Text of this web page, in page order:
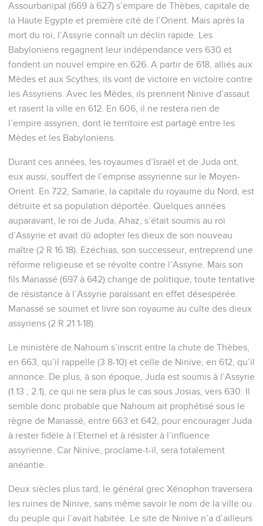
Assourbanipal (669 à 627) s’empare de Thèbes, capitale de
la Haute Egypte et première cité de l’Orient. Mais après la
mort du roi, l’Assyrie connaît un déclin rapide. Les
Babyloniens regagnent leur indépendance vers 630 et
fondent un nouvel empire en 626. A partir de 618, alliés aux
Mèdes et aux Scythes, ils vont de victoire en victoire contre
les Assyriens. Avec les Mèdes, ils prennent Ninive d’assaut
et rasent la ville en 612. En 606, il ne restera rien de
l’empire assyrien, dont le territoire est partagé entre les
Mèdes et les Babyloniens.
Durant ces années, les royaumes d’Israël et de Juda ont,
eux aussi, souffert de l’emprise assyrienne sur le Moyen-
Orient. En 722, Samarie, la capitale du royaume du Nord, est
détruite et sa population déportée. Quelques années
auparavant, le roi de Juda, Ahaz, s’était soumis au roi
d’Assyrie et avait dû adopter les dieux de son nouveau
maître (2 R 16.18). Ezéchias, son successeur, entreprend une
réforme religieuse et se révolte contre l’Assyrie. Mais son
fils Manassé (697 à 642) change de politique, toute tentative
de résistance à l’Assyrie paraissant en effet désespérée.
Manassé se soumet et livre son royaume au culte des dieux
assyriens (2 R 21.1-18).
Le ministère de Nahoum s’inscrit entre la chute de Thèbes,
en 663, qu’il rappelle (3.8-10) et celle de Ninive, en 612, qu’il
annonce. De plus, à son époque, Juda est soumis à l’Assyrie
(1.13 ; 2.1), ce qui ne sera plus le cas sous Josias, vers 630. Il
semble donc probable que Nahoum ait prophétisé sous le
règne de Manassé, entre 663 et 642, pour encourager Juda
à rester fidèle à l’Eternel et à résister à l’influence
assyrienne. Car Ninive, proclame-t-il, sera totalement
anéantie.
Deux siècles plus tard, le général grec Xénophon traversera
les ruines de Ninive, sans même savoir le nom de la ville ou
du peuple qui l’avait habitée. Le site de Ninive n’a d’ailleurs